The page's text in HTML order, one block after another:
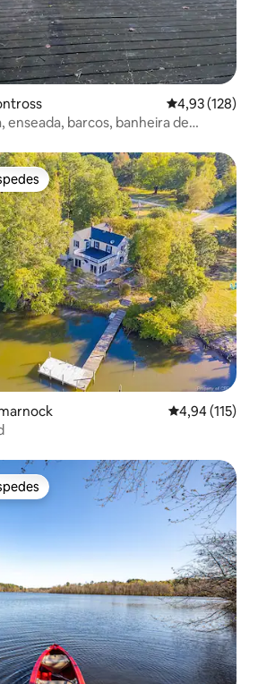
4,93 de uma
4,93 (128)
enseada, barcos, banheira de
dos hóspedes
4,94 de uma
4,94 (115)
dos hóspedes